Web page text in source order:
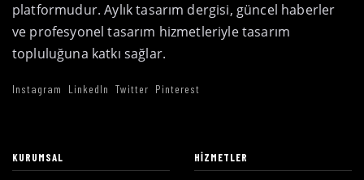
platformudur. Aylık tasarım dergisi, güncel haberler
ve profesyonel tasarım hizmetleriyle tasarım
topluluğuna katkı sağlar.
Instagram LinkedIn Twitter Pinterest
KURUMSAL HIZMETLER